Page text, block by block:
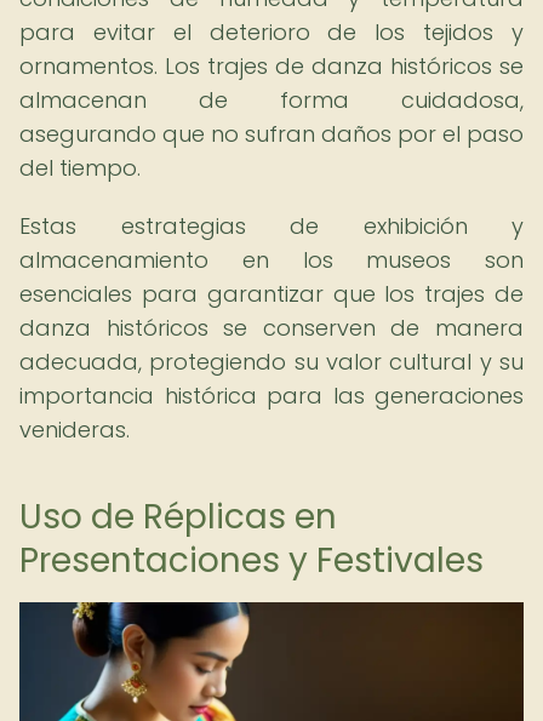
para evitar el deterioro de los tejidos y
ornamentos. Los trajes de danza históricos se
almacenan de forma cuidadosa,
asegurando que no sufran daños por el paso
del tiempo.
Estas estrategias de exhibición y
almacenamiento en los museos son
esenciales para garantizar que los trajes de
danza históricos se conserven de manera
adecuada, protegiendo su valor cultural y su
importancia histórica para las generaciones
venideras.
Uso de Réplicas en
Presentaciones y Festivales